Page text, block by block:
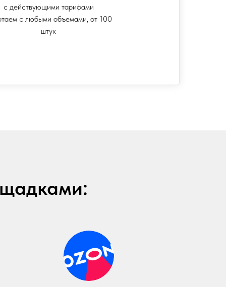
с действующими тарифами
с любыми объемами, от 100
штук